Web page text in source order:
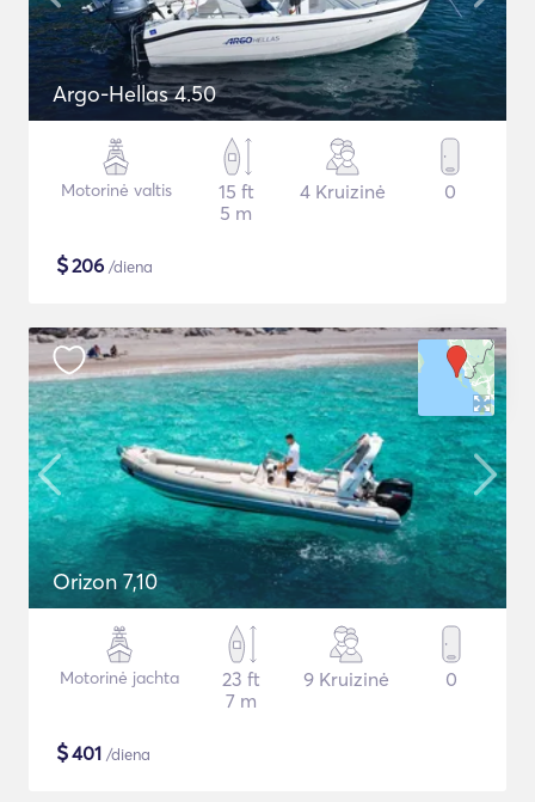
Argo-Hellas 4.50
Motorinė valtis
15 ft
5 m
4 Kruizinė 0
$206 /diena
Orizon 7,10
Motorinė jachta
23 ft
7 m
9 Kruizinė 0
$401 /diena